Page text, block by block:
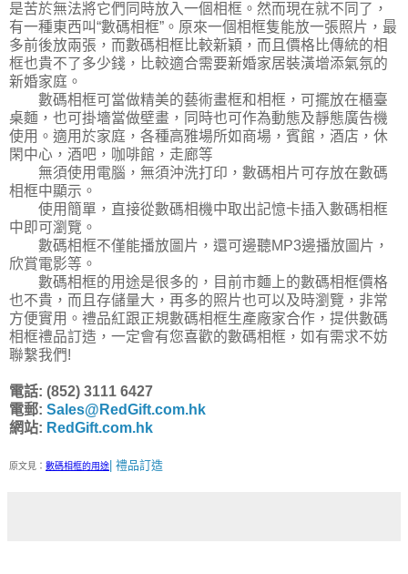
是苦於無法將它們同時放入一個相框。然而現在就不同了，
有一種東西叫“數碼相框”。原來一個相框隻能放一張照片，最
多前後放兩張，而數碼相框比較新穎，而且價格比傳統的相
框也貴不了多少錢，比較適合需要新婚家居裝潢增添氣氛的
新婚家庭。
數碼相框可當做精美的藝術畫框和相框，可擺放在櫃臺
桌麵，也可掛墻當做壁畫，同時也可作為動態及靜態廣告機
使用。適用於家庭，各種高雅場所如商場，賓館，酒店，休
閑中心，酒吧，咖啡館，走廊等
無須使用電腦，無須沖洗打印，數碼相片可存放在數碼
相框中顯示。
使用簡單，直接從數碼相機中取出記憶卡插入數碼相框
中即可瀏覽。
數碼相框不僅能播放圖片，還可邊聽MP3邊播放圖片，
欣賞電影等。
數碼相框的用途是很多的，目前市麵上的數碼相框價格
也不貴，而且存儲量大，再多的照片也可以及時瀏覽，非常
方便實用。禮品紅跟正規數碼相框生產廠家合作，提供數碼
相框禮品訂造，一定會有您喜歡的數碼相框，如有需求不妨
聯繫我們!
電話: (852) 3111 6427
電郵: Sales@RedGift.com.hk
網站: RedGift.com.hk
原文見： 數碼相框的用途 | 禮品訂造